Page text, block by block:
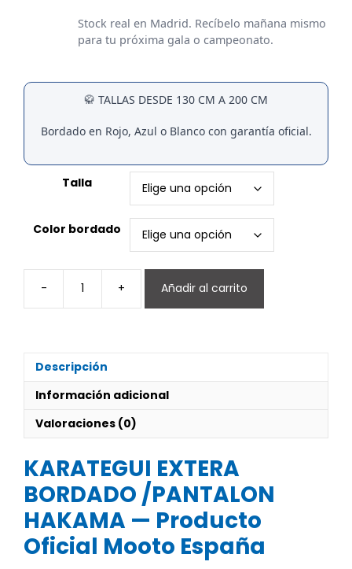
Stock real en Madrid. Recíbelo mañana mismo
para tu próxima gala o campeonato.
🥋 TALLAS DESDE 130 CM A 200 CM
Bordado en Rojo, Azul o Blanco con garantía oficial.
Talla
Color bordado
-
KARATEGUI
EXTERA
cantidad
+ Añadir al carrito
Descripción
Información adicional
Valoraciones (0)
KARATEGUI EXTERA
BORDADO /PANTALON
HAKAMA — Producto
Oficial Mooto España